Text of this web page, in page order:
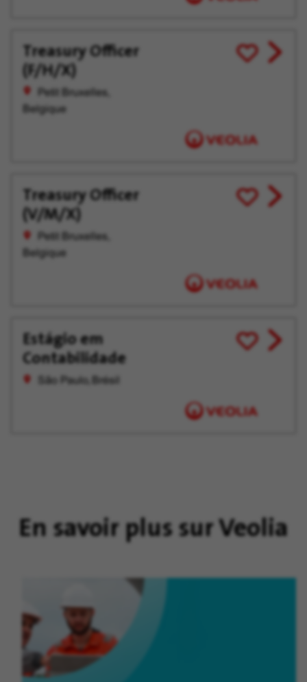
Treasury Officer
(F/H/X)
Petit Bruxelles,
Belgique
Enregistrer
pour
View
job
Treasury Officer
(V/M/X)
Petit Bruxelles,
Belgique
Enregistrer
pour
View
job
Estágio em
Contabilidade
São Paulo, Brésil
Enregistrer
pour
View
job
En savoir plus sur Veolia